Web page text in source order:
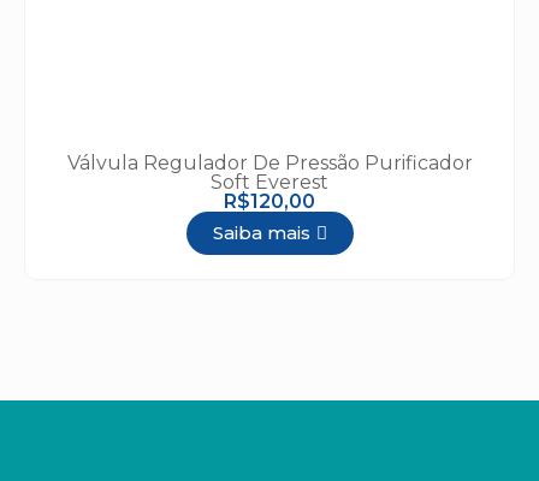
Válvula Regulador De Pressão Purificador
Soft Everest
R$120,00
Saiba mais